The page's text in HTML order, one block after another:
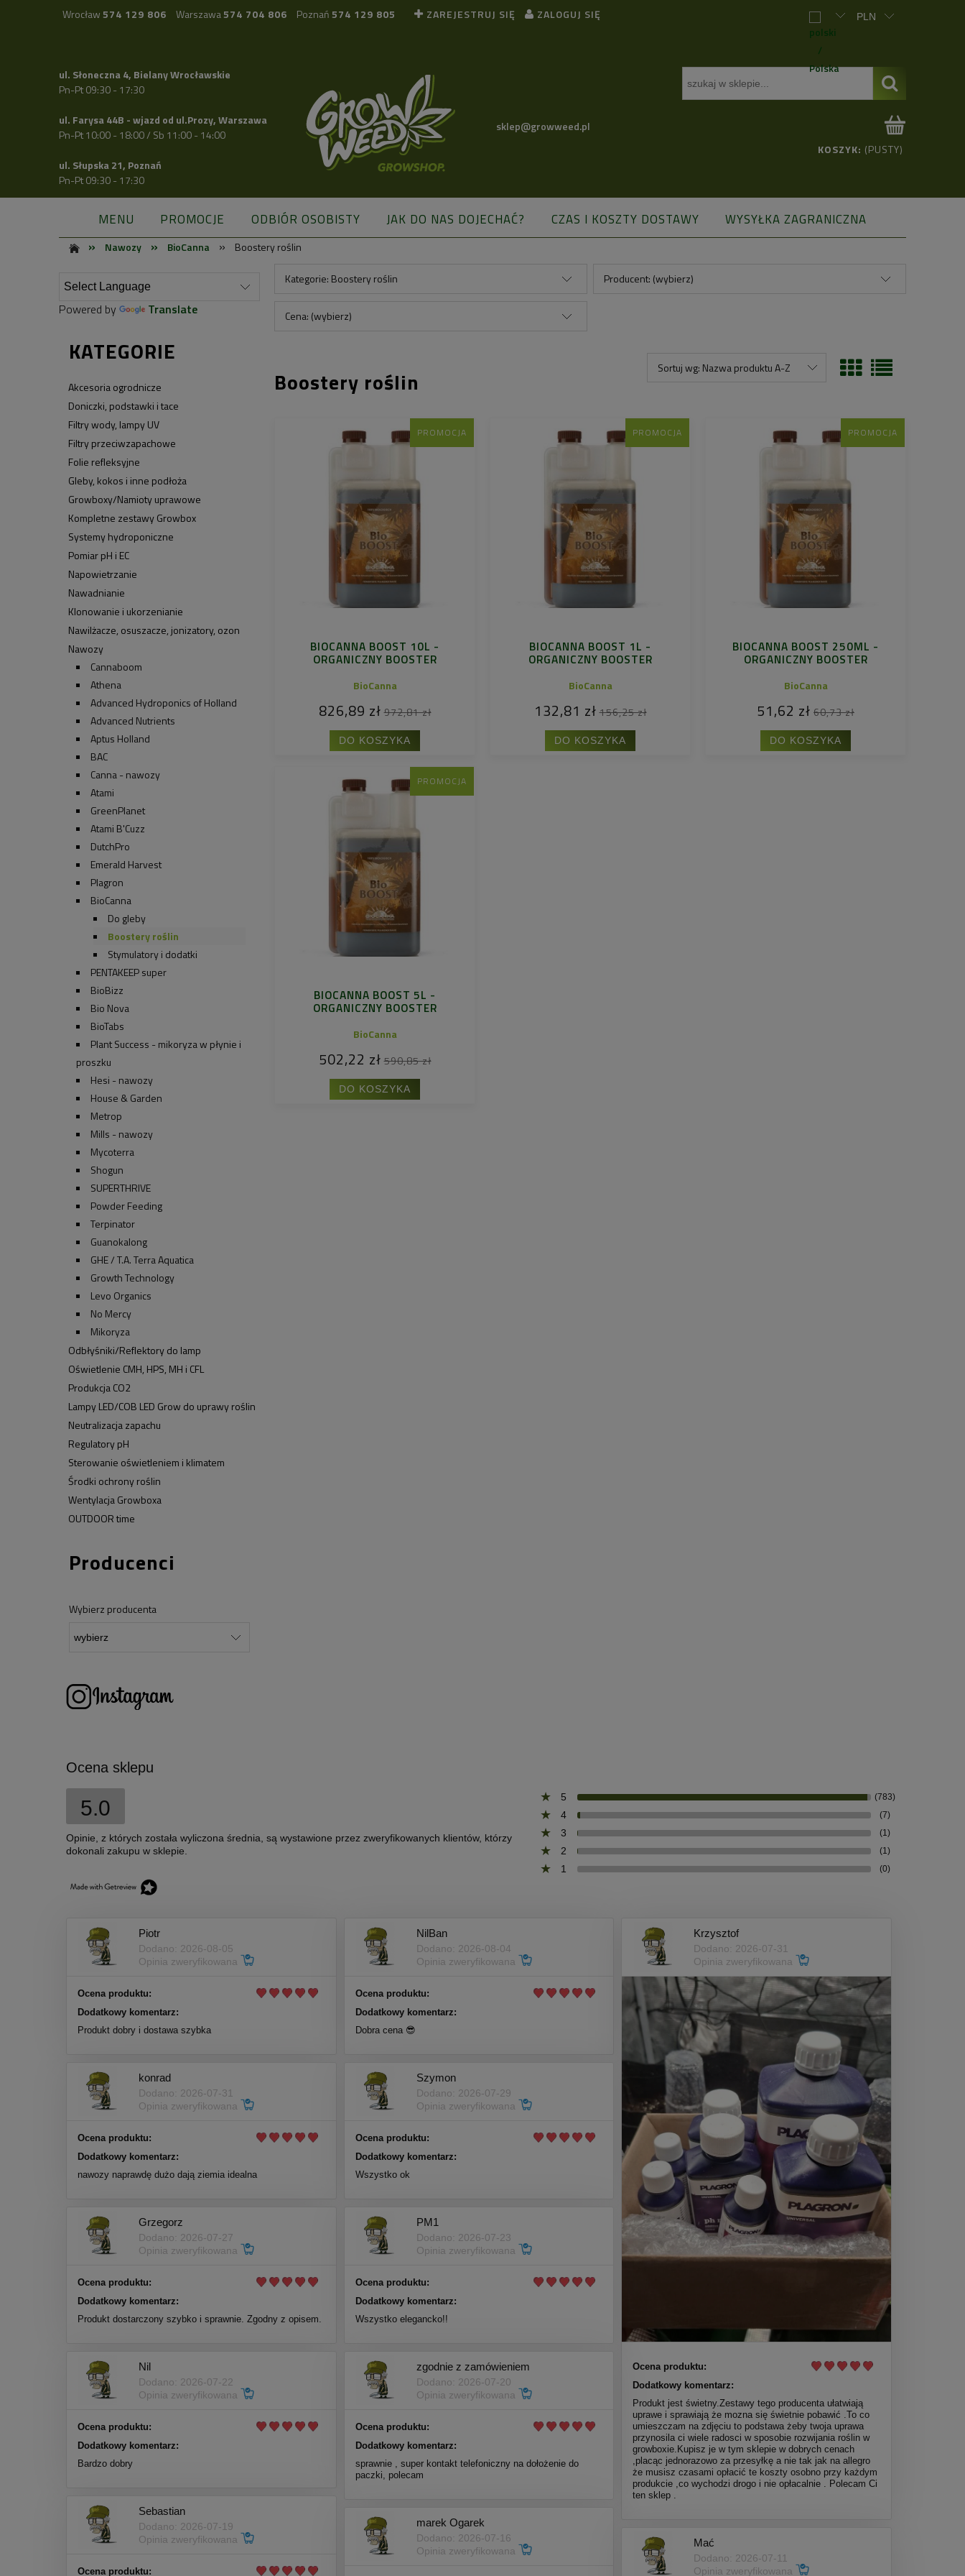
Wrocław 574 129 806 Warszawa574 704 806 Poznań 574 129 805 ZAREJESTRUJ SIĘ ZALOGUJ SIĘ
ul. Słoneczna 4, Bielany Wrocławskie
Pn-Pt 09:30 - 17:30
ul. Farysa 44B - wjazd od ul.Prozy, Warszawa
Pn-Pt 10:00 - 18:00 / Sb 11:00 - 14:00
ul. Słupska 21, Poznań
Pn-Pt 09:30 - 17:30
sklep@growweed.pl
KOSZYK: (PUSTY)
MENU PROMOCJE ODBIÓR OSOBISTY JAK DO NAS DOJECHAĆ? CZAS I KOSZTY DOSTAWY
WYSYŁKA ZAGRANICZNA
» Nawozy » BioCanna » Boostery roślin
Powered by Translate
KATEGORIE
Akcesoria ogrodnicze
Doniczki, podstawki i tace
Filtry wody, lampy UV
Filtry przeciwzapachowe
Folie refleksyjne
Gleby, kokos i inne podłoża
Growboxy/Namioty uprawowe
Kompletne zestawy Growbox
Systemy hydroponiczne
Pomiar pH i EC
Napowietrzanie
Nawadnianie
Klonowanie i ukorzenianie
Nawilżacze, osuszacze, jonizatory, ozon
Nawozy
Cannaboom
Athena
Advanced Hydroponics of Holland
Advanced Nutrients
Aptus Holland
BAC
Canna - nawozy
Atami
GreenPlanet
Atami B'Cuzz
DutchPro
Emerald Harvest
Plagron
BioCanna
Do gleby
Boostery roślin
Stymulatory i dodatki
PENTAKEEP super
BioBizz
Bio Nova
BioTabs
Plant Success - mikoryza w płynie i
proszku
Hesi - nawozy
House & Garden
Metrop
Mills - nawozy
Mycoterra
Shogun
SUPERTHRIVE
Powder Feeding
Terpinator
Guanokalong
GHE / T.A. Terra Aquatica
Growth Technology
Levo Organics
No Mercy
Mikoryza
Odbłyśniki/Reflektory do lamp
Oświetlenie CMH, HPS, MH i CFL
Produkcja CO2
Lampy LED/COB LED Grow do uprawy roślin
Neutralizacja zapachu
Regulatory pH
Sterowanie oświetleniem i klimatem
Środki ochrony roślin
Wentylacja Growboxa
OUTDOOR time
Producenci
Wybierz producenta
Kategorie: Boostery roślin Producent: (wybierz)
Cena: (wybierz)
Boostery roślin Sortuj wg: Nazwa produktu A-Z
BIOCANNA BOOST 10L -
ORGANICZNY BOOSTER
BioCanna
826,89 zł 972,81 zł
DO KOSZYKA
PROMOCJA
BIOCANNA BOOST 1L -
ORGANICZNY BOOSTER
BioCanna
132,81 zł 156,25 zł
DO KOSZYKA
PROMOCJA
BIOCANNA BOOST 250ML -
ORGANICZNY BOOSTER
BioCanna
51,62 zł 60,73 zł
DO KOSZYKA
PROMOCJA
BIOCANNA BOOST 5L -
ORGANICZNY BOOSTER
BioCanna
502,22 zł 590,85 zł
DO KOSZYKA
PROMOCJA
Ocena sklepu
5.0
Opinie, z których została wyliczona średnia, są wystawione przez zweryfikowanych klientów, którzy
dokonali zakupu w sklepie.
5 (783)
4 (7)
3 (1)
2 (1)
1 (0)
Piotr
Dodano: 2026-08-05
Opinia zweryfikowana
Ocena produktu:
Dodatkowy komentarz:
Produkt dobry i dostawa szybka
NilBan
Dodano: 2026-08-04
Opinia zweryfikowana
Ocena produktu:
Dodatkowy komentarz:
Dobra cena 😎
Krzysztof
Dodano: 2026-07-31
Opinia zweryfikowana
Ocena produktu:
Dodatkowy komentarz:
Produkt jest świetny.Zestawy tego producenta ułatwiają
uprawe i sprawiają że mozna się świetnie pobawić .To co
umieszczam na zdjęciu to podstawa żeby twoja uprawa
przynosila ci wiele radosci w sposobie rozwijania roślin w
growboxie.Kupisz je w tym sklepie w dobrych cenach
,placąc jednorazowo za przesyłkę a nie tak jak na allegro
że musisz czasami opłacić te koszty osobno przy każdym
produkcie ,co wychodzi drogo i nie opłacalnie . Polecam Ci
ten sklep .
konrad
Dodano: 2026-07-31
Opinia zweryfikowana
Ocena produktu:
Dodatkowy komentarz:
nawozy naprawdę dużo dają ziemia idealna
Szymon
Dodano: 2026-07-29
Opinia zweryfikowana
Ocena produktu:
Dodatkowy komentarz:
Wszystko ok
Grzegorz
Dodano: 2026-07-27
Opinia zweryfikowana
Ocena produktu:
Dodatkowy komentarz:
Produkt dostarczony szybko i sprawnie. Zgodny z opisem.
PM1
Dodano: 2026-07-23
Opinia zweryfikowana
Ocena produktu:
Dodatkowy komentarz:
Wszystko elegancko!!
Nil
Dodano: 2026-07-22
Opinia zweryfikowana
Ocena produktu:
Dodatkowy komentarz:
Bardzo dobry
zgodnie z zamówieniem
Dodano: 2026-07-20
Opinia zweryfikowana
Ocena produktu:
Dodatkowy komentarz:
sprawnie , super kontakt telefoniczny na dołożenie do
paczki, polecam
Sebastian
Dodano: 2026-07-19
Opinia zweryfikowana
Ocena produktu:
marek Ogarek
Dodano: 2026-07-16
Opinia zweryfikowana
Mać
Dodano: 2026-07-11
Opinia zweryfikowana